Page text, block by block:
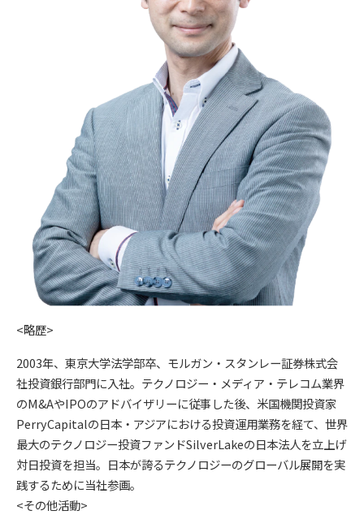
<略歴>
2003年、東京大学法学部卒、モルガン・スタンレー証券株式会
社投資銀行部門に入社。テクノロジー・メディア・テレコム業界
のM&AやIPOのアドバイザリーに従事した後、米国機関投資家
PerryCapitalの日本・アジアにおける投資運用業務を経て、世界
最大のテクノロジー投資ファンドSilverLakeの日本法人を立上げ
対日投資を担当。日本が誇るテクノロジーのグローバル展開を実
践するために当社参画。
<その他活動>